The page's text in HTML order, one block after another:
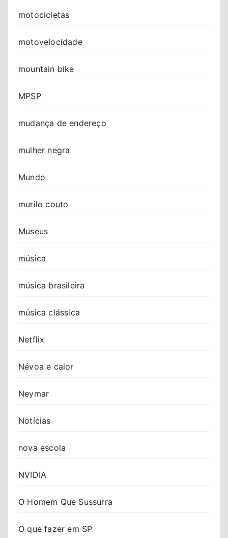
motocicletas
motovelocidade
mountain bike
MPSP
mudança de endereço
mulher negra
Mundo
murilo couto
Museus
música
música brasileira
música clássica
Netflix
Névoa e calor
Neymar
Notícias
nova escola
NVIDIA
O Homem Que Sussurra
O que fazer em SP